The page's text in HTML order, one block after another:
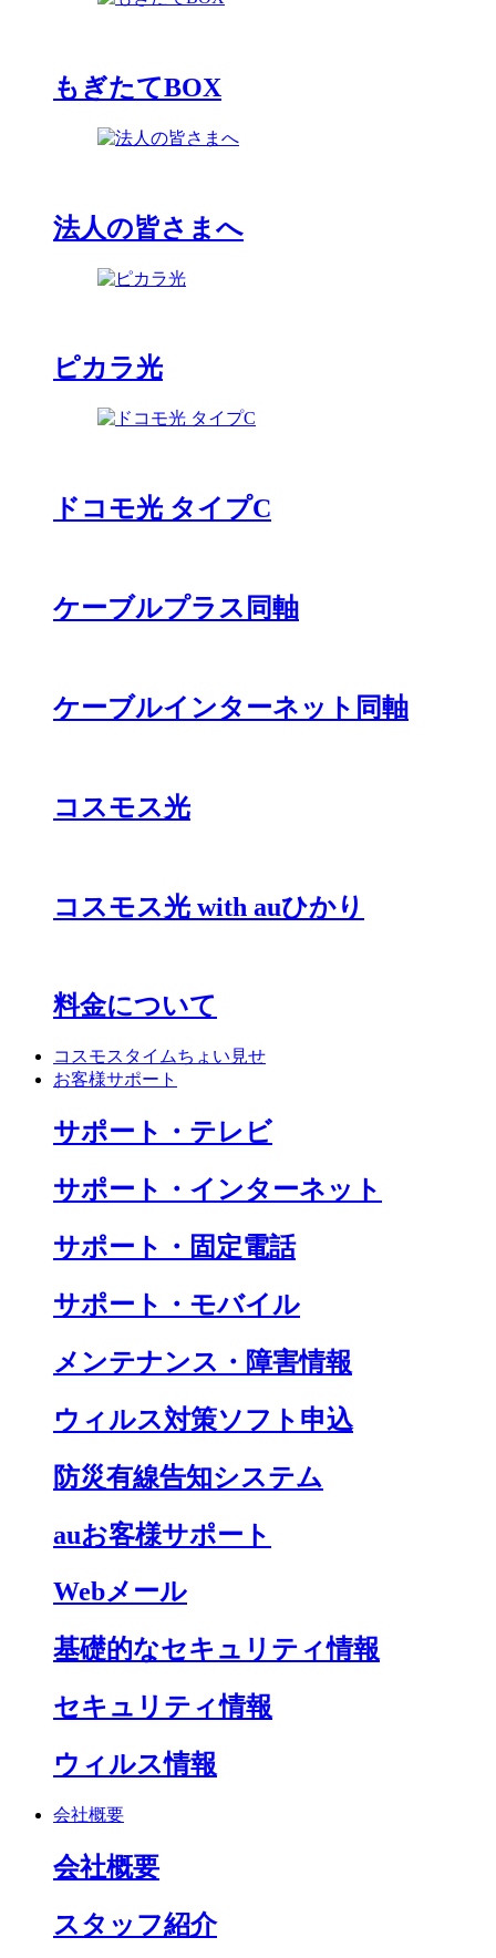
もぎたてBOX
法人の皆さまへ
ピカラ光
ドコモ光 タイプC
ケーブルプラス同軸
ケーブルインターネット同軸
コスモス光
コスモス光 with auひかり
料金について
コスモスタイムちょい見せ
お客様サポート
サポート・テレビ
サポート・インターネット
サポート・固定電話
サポート・モバイル
メンテナンス・障害情報
ウィルス対策ソフト申込
防災有線告知システム
auお客様サポート
Webメール
基礎的なセキュリティ情報
セキュリティ情報
ウィルス情報
会社概要
会社概要
スタッフ紹介